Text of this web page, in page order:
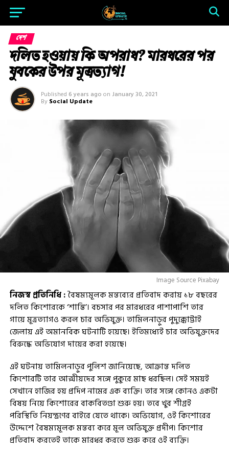
দেশ
দলিত হওয়ায় কি অপরাধ? মারধরের পর
যুবকের উপর মূত্রত্যাগ!
Published 6 years ago on January 30, 2021
By Social Update
Image Source Pixabay
নিজস্ব প্রতিনিধি :বৈষম্যমূলক মন্তব্যের প্রতিবাদ করায় ১৮ বছরের
দলিত কিশোরকে ‘শাস্তি’। বচসার পর মারধরের পাশাপাশি তার
গায়ে মূত্রত্যাগও করল চার অভিযুক্ত। তামিলনাড়ুর পুদুক্কোট্টাই
জেলায় এই অমানবিক ঘটনাটি হয়েছে। ইতিমধ্যেই চার অভিযুক্তদের
বিরুদ্ধে অভিযোগ দায়ের করা হয়েছে।
এই ঘটনায় তামিলনাড়ুর পুলিশ জানিয়েছে, আক্রান্ত দলিত
কিশোরটি তার আত্মীয়দের সঙ্গে পুকুরে মাছ ধরছিল। সেই সময়ই
সেখানে হাজির হয় প্রদিপ নামের এক ব্যক্তি। তার সঙ্গে কোনও একটা
বিষয় নিয়ে কিশোরের বাকবিতণ্ডা শুরু হয়। তবে খুব শীগ্রই
পরিস্থিতি নিয়ন্ত্রণের বাইরে যেতে থাকে। অভিযোগ, ওই কিশোরের
উদ্দেশে বৈষম্যমূলক মন্তব্য করে মূল অভিযুক্ত প্রদীপ। কিশোর
প্রতিবাদ করতেই তাকে মারধর করতে শুরু করে ওই ব্যক্তি।